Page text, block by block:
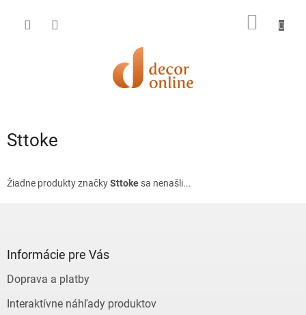
obsah
Sttoke
Žiadne produkty značkySttoke sa nenašli...
Informácie pre Vás
Doprava a platby
Interaktívne náhľady produktov